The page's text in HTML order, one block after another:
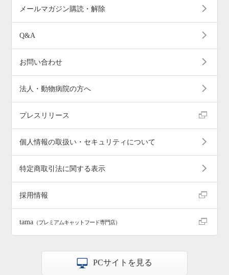
メールマガジン購読・解除
Q&A
お問い合わせ
法人・動物病院の方へ
プレスリリース
個人情報の取扱い・セキュリティについて
特定商取引法に関する表示
採用情報
tama （プレミアムキャットフード専門店）
PCサイトを見る